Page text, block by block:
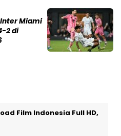
Miami
2 di
Film Indonesia Full HD,